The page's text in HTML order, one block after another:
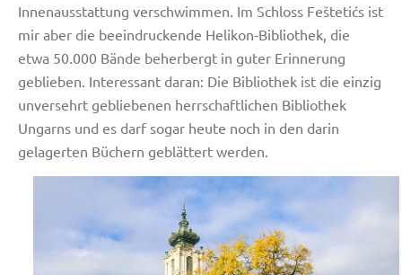
Innenausstattung verschwimmen. Im Schloss Feštetićs ist
mir aber die beeindruckende Helikon-Bibliothek, die
etwa 50.000 Bände beherbergt in guter Erinnerung
geblieben. Interessant daran: Die Bibliothek ist die einzig
unversehrt gebliebenen herrschaftlichen Bibliothek
Ungarns und es darf sogar heute noch in den darin
gelagerten Büchern geblättert werden.